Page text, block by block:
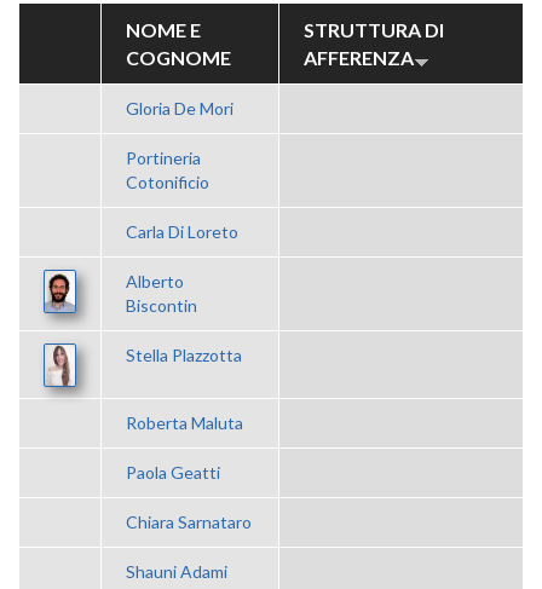
NOME E
COGNOME
STRUTTURA DI
AFFERENZA
Gloria De Mori
Portineria
Cotonificio
Carla Di Loreto
Alberto
Biscontin
Stella Plazzotta
Roberta Maluta
Paola Geatti
Chiara Sarnataro
Shauni Adami